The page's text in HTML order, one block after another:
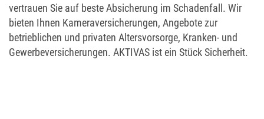
vertrauen Sie auf beste Absicherung im Schadenfall. Wir
bieten Ihnen Kameraversicherungen, Angebote zur
betrieblichen und privaten Altersvorsorge, Kranken- und
Gewerbeversicherungen. AKTIVAS ist ein Stück Sicherheit.